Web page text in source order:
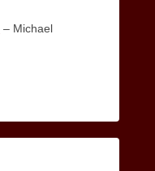
– Michael